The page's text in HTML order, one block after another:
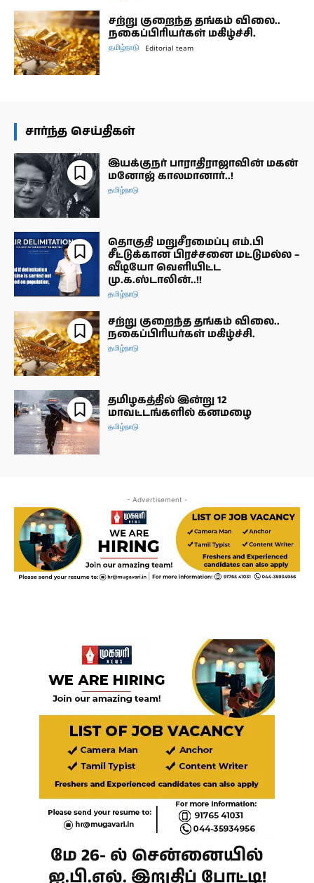
சற்று குறைந்த தங்கம் விலை..
நகைப்பிரியர்கள் மகிழ்ச்சி.
தமிழ்நாடு Editorial team
சார்ந்த செய்திகள்
இயக்குநர் பாராதிராஜாவின் மகன்
மனோஜ் காலமானார்..!
தமிழ்நாடு
தொகுதி மறுசீரமைப்பு எம்.பி
சீட்டுக்கான பிரச்சனை மட்டுமல்ல –
வீடியோ வெளியிட்ட
மு.க.ஸ்டாலின்..!!
தமிழ்நாடு
சற்று குறைந்த தங்கம் விலை..
நகைப்பிரியர்கள் மகிழ்ச்சி.
தமிழ்நாடு
தமிழகத்தில் இன்று 12
மாவட்டங்களில் கனமழை
தமிழ்நாடு
- Advertisement -